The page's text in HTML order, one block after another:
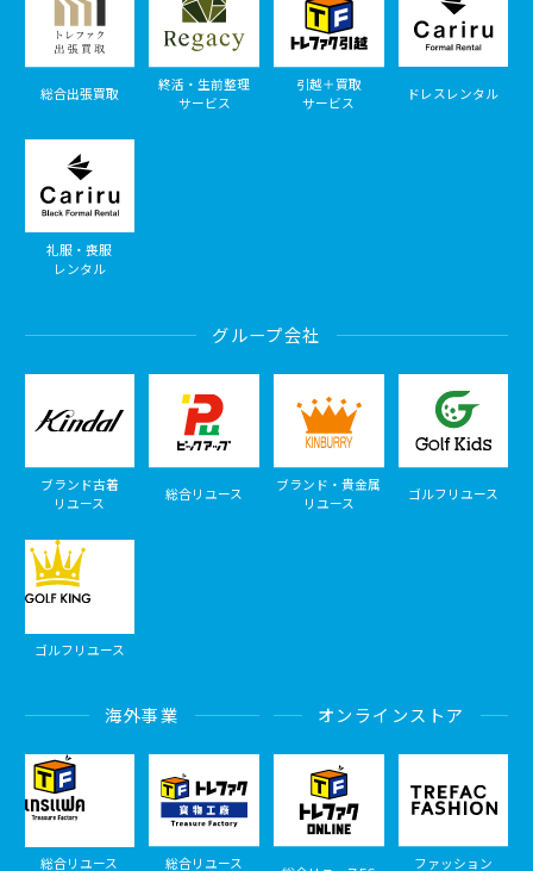
総合出張買取
終活・生前整理
サービス
引越＋買取
サービス
ドレスレンタル
礼服・喪服
レンタル
グループ会社
ブランド古着
リユース
総合リユース
ブランド・貴金属
リユース
ゴルフリユース
ゴルフリユース
海外事業
総合リユース 総合リユース
オンラインストア
ファッション